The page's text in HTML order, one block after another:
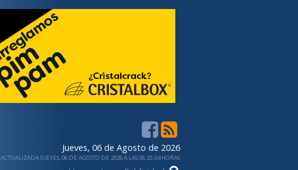
Jueves, 06 de Agosto de 2026
ACTUALIZADA JUEVES, 06 DE AGOSTO DE 2026 A LAS 08:25:04 HORAS